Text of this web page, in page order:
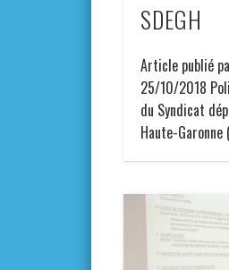
SDEGH
Article publié
25/10/2018
du Syndicat
Haute-Garonne